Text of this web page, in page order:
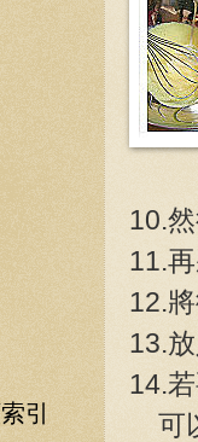
10.
11.
12.
13.
14.
可
引